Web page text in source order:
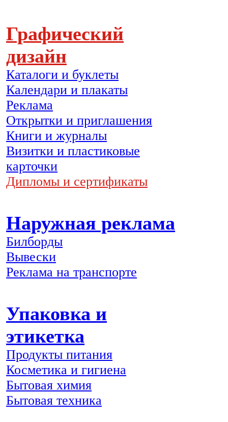
Графический
дизайн
Каталоги и буклеты
Календари и плакаты
Реклама
Открытки и приглашения
Книги и журналы
Визитки и пластиковые
карточки
Дипломы и сертификаты
Наружная реклама
Билборды
Вывески
Реклама на транспорте
Упаковка и
этикетка
Продукты питания
Косметика и гигиена
Бытовая химия
Бытовая техника